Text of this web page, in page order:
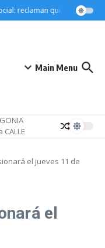
reclaman que Pettovello
Main Menu
CALLE
el jueves 11 de
el